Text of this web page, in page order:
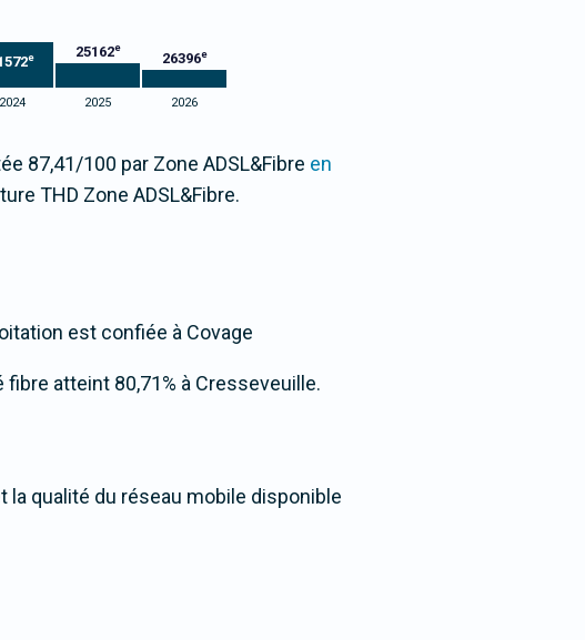
e 25162e
26396e
2024 2025 2026
87,41/100 par Zone ADSL&Fibre en
THD Zone ADSL&Fibre.
est confiée à Covage
atteint 80,71% à Cresseveuille.
la qualité du réseau mobile disponible